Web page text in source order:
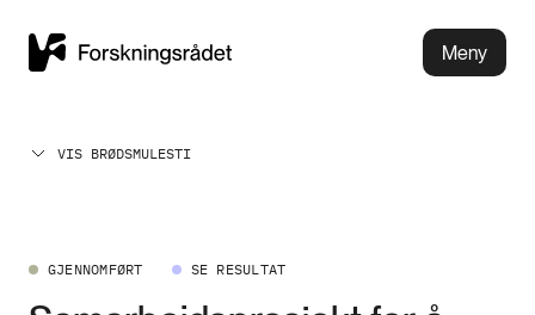
Meny
VIS BRØDSMULESTI
GJENNOMFØRT SE RESULTAT